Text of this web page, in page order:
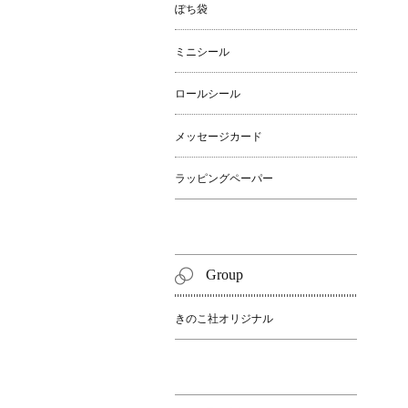
ぽち袋
ミニシール
ロールシール
メッセージカード
ラッピングペーパー
Group
きのこ社オリジナル